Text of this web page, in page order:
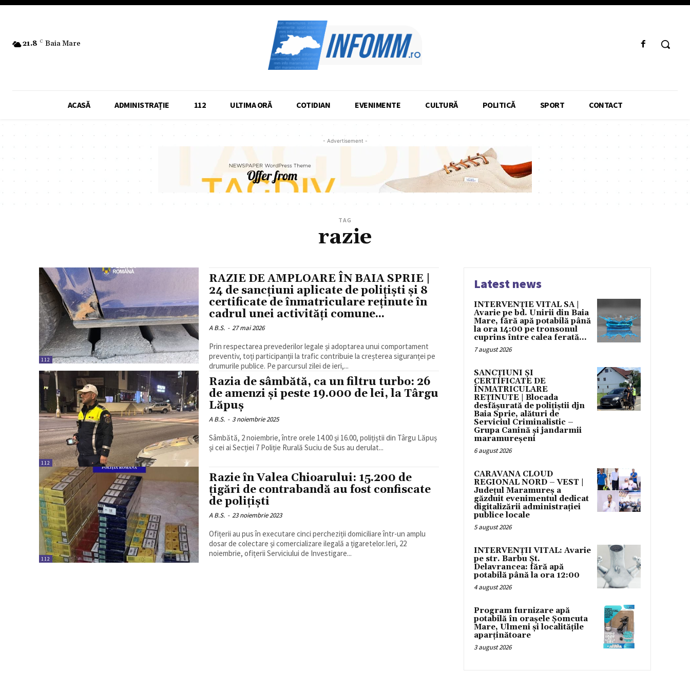
21.8 C Baia Mare
ACASĂ ADMINISTRAȚIE 112 ULTIMA ORĂ COTIDIAN EVENIMENTE CULTURĂ POLITICĂ SPORT CONTACT
- Advertisement -
TAG
razie
112
RAZIE DE AMPLOARE ÎN BAIA SPRIE |
24 de sancțiuni aplicate de polițiști și 8
certificate de înmatriculare reținute în
cadrul unei activități comune...
A B.S. - 27 mai 2026
Prin respectarea prevederilor legale și adoptarea unui comportament
preventiv, toți participanții la trafic contribuie la creșterea siguranței pe
drumurile publice. Pe parcursul zilei de ieri,...
112
Razia de sâmbătă, ca un filtru turbo: 26
de amenzi și peste 19.000 de lei, la Târgu
Lăpuș
A B.S. - 3 noiembrie 2025
Sâmbătă, 2 noiembrie, între orele 14.00 și 16.00, polițiștii din Târgu Lăpuș
și cei ai Secției 7 Poliție Rurală Suciu de Sus au derulat...
112
Razie în Valea Chioarului: 15.200 de
țigări de contrabandă au fost confiscate
de polițiști
A B.S. - 23 noiembrie 2023
Ofițerii au pus în executare cinci percheziții domiciliare într-un amplu
dosar de colectare și comercializare ilegală a țigaretelor.Ieri, 22
noiembrie, ofițerii Serviciului de Investigare...
Latest news
INTERVENȚIE VITAL SA |
Avarie pe bd. Unirii din Baia
Mare, fără apă potabilă până
la ora 14:00 pe tronsonul
cuprins între calea ferată...
7 august 2026
SANCȚIUNI ȘI
CERTIFICATE DE
ÎNMATRICULARE
REȚINUTE | Blocada
desfășurată de polițiștii djn
Baia Sprie, alături de
Serviciul Criminalistic –
Grupa Canină și jandarmii
maramureșeni
6 august 2026
CARAVANA CLOUD
REGIONAL NORD – VEST |
Județul Maramureș a
găzduit evenimentul dedicat
digitalizării administrației
publice locale
5 august 2026
INTERVENȚII VITAL: Avarie
pe str. Barbu Șt.
Delavrancea: fără apă
potabilă până la ora 12:00
4 august 2026
Program furnizare apă
potabilă în orașele Șomcuta
Mare, Ulmeni și localitățile
aparținătoare
3 august 2026